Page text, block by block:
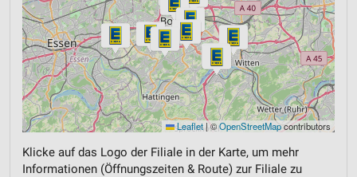
Leaflet|©OpenStreetMapcontributors
Klicke auf das Logo der Filiale in der Karte, um mehr
Informationen (Öffnungszeiten & Route) zur Filiale zu